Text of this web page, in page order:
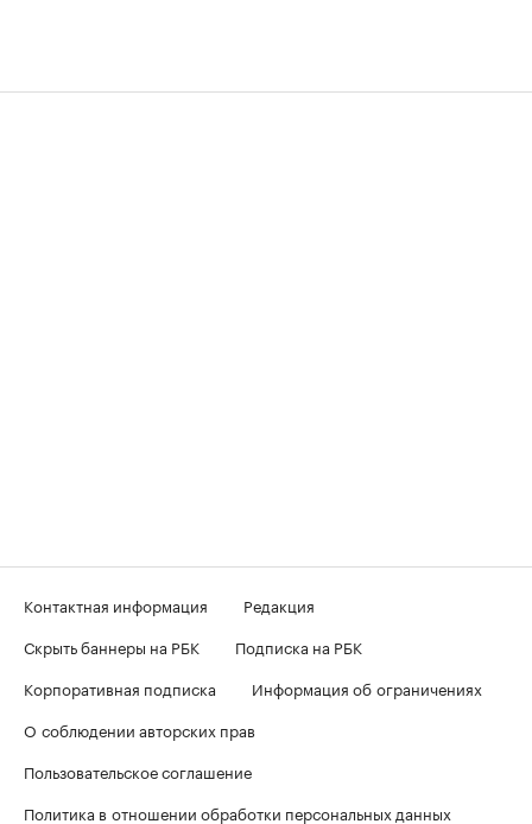
Контактная информация
Редакция
Скрыть баннеры на РБК
Подписка на РБК
Корпоративная подписка
Информация об ограничениях
О соблюдении авторских прав
Пользовательское соглашение
Политика в отношении обработки персональных данных